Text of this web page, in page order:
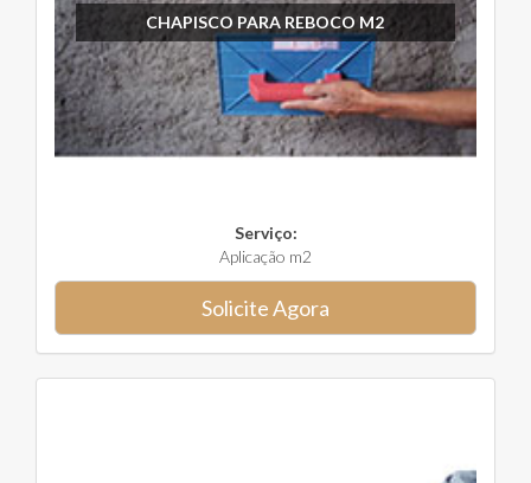
CHAPISCO PARA REBOCO M2
Serviço:
Aplicação m2
Solicite Agora